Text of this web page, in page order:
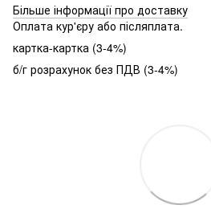
Більше інформації про доставку
Оплата кур'єру або післяплата.
картка-картка (3-4%)
б/г розрахунок без ПДВ (3-4%)